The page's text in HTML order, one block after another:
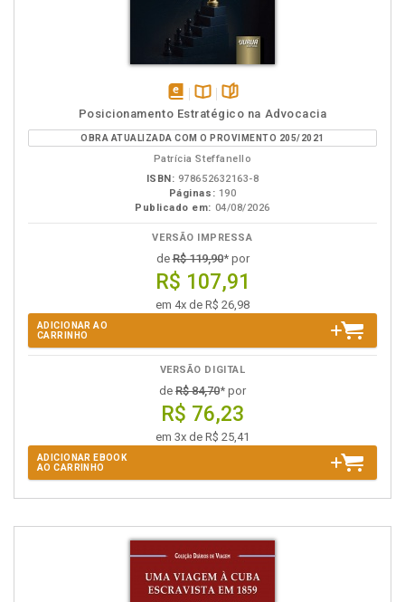
disponível
em
eBook
Disponível
na
B.V.
páginas
Posicionamento Estratégico na Advocacia
OBRA ATUALIZADA COM O PROVIMENTO 205/2021
Patrícia Steffanello
ISBN: 978652632163-8
Páginas: 190
Publicado em: 04/08/2026
VERSÃO IMPRESSA
deR$ 119,90* por
R$ 107,91
em 4x de R$ 26,98
ADICIONAR AO
CARRINHO
VERSÃO DIGITAL
de R$ 84,70* por
R$ 76,23
em 3x de R$ 25,41
ADICIONAR EBOOK
AO CARRINHO